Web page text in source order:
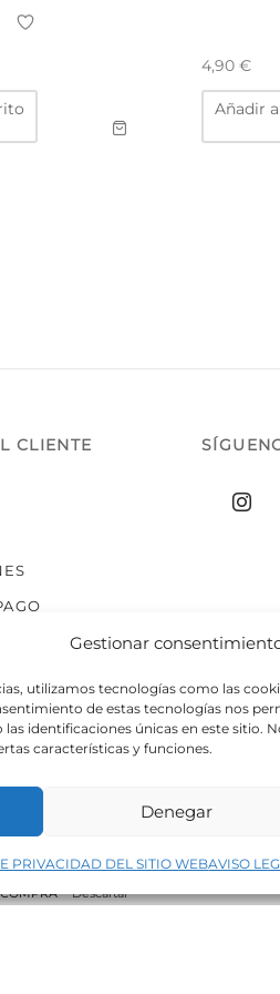
Gestionar
utilizamos tecnologías como las
de estas tecnologías nos
identificaciones únicas en este sitio.
características y funciones.
Denegar
PRIVACIDAD DEL SITIO WEBAVISO
Descartar
4,90 €
Añadir
CLIENTE
Política de privacidad del sitio